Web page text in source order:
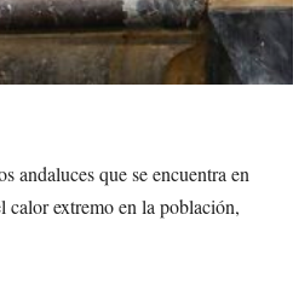
andaluces que se encuentra en
calor extremo en la población,